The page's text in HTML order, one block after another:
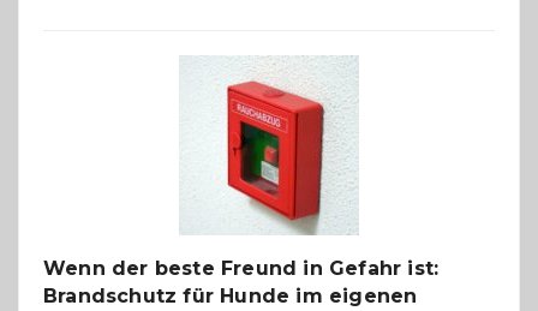
bewusst
herzlich
gestalten
Wenn der beste Freund in Gefahr ist:
Brandschutz für Hunde im eigenen